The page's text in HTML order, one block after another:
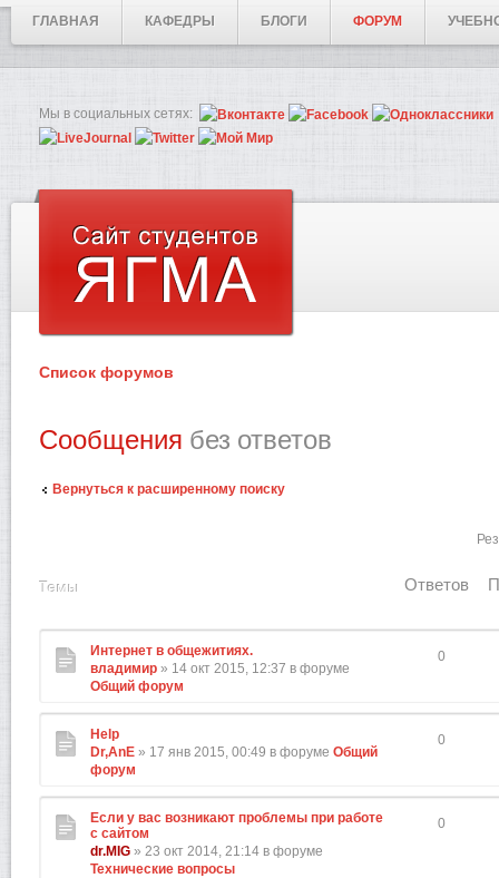
ГЛАВНАЯ КАФЕДРЫ БЛОГИ ФОРУМ
Мы в социальных сетях:
Список форумов
Сообщения без ответов
Вернуться к расширенному поиску
Темы Ответов
Интернет в общежитиях.
владимир » 14 окт 2015, 12:37 в форуме
Общий форум
0
Help
Dr,AnE » 17 янв 2015, 00:49 в форуме Общий
форум
0
Если у вас возникают проблемы при работе
с сайтом
dr.MIG » 23 окт 2014, 21:14 в форуме
Технические вопросы
0